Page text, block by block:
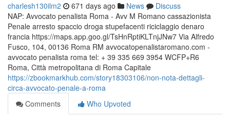
charlesh130ilm2 671 days ago News
Discuss
NAP: Avvocato penalista Roma - Avv M Romano cassazionista
Penale arresto spaccio droga stupefacenti riciclaggio denaro
francia https://maps.app.goo.gl/TsHnRptiKLTnjJNw7 Via Alfredo
Fusco, 104, 00136 Roma RM avvocatopenalistaromano.com -
avvocato penalista roma tel: + 39 335 669 3954 WCFP+R6
Roma, Città metropolitana di Roma Capitale
https://zbookmarkhub.com/story18303106/non-nota-dettagli-
circa-avvocato-penale-a-roma
Comments
Who Upvoted